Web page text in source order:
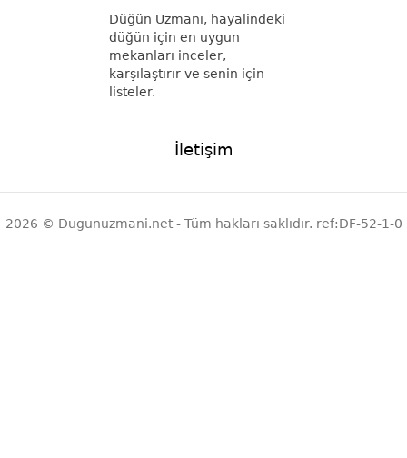
Düğün Uzmanı, hayalindeki
düğün için en uygun
mekanları inceler,
karşılaştırır ve senin için
listeler.
İletişim
2026 © Dugunuzmani.net - Tüm hakları saklıdır. ref:DF-52-1-0